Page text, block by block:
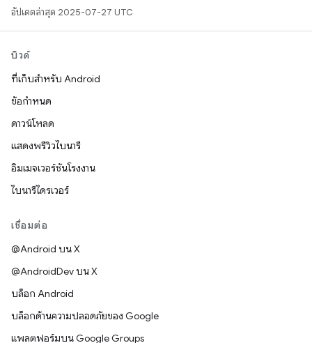
อัปเดตล่าสุด 2025-07-27 UTC
บิวด์
ที่เก็บสำหรับ Android
ข้อกำหนด
ดาวน์โหลด
แสดงพรีวิวไบนารี
อิมเมจเวอร์ชันโรงงาน
ไบนารีไดรเวอร์
เชื่อมต่อ
@Android บน X
@AndroidDev บน X
บล็อก Android
บล็อกด้านความปลอดภัยของ Google
แพลตฟอร์มบน Google Groups